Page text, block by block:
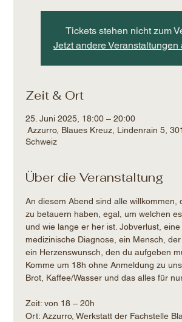
Tickets stehen nicht zum
Jetzt andere Veranstaltungen
Zeit & Ort
25. Juni 2025, 18:00 – 20:00
Azzurro, Blaues Kreuz, Lindenrain 5,
Schweiz
Über die Veranstaltung
An diesem Abend sind alle willkommen,
zu betauern haben, egal, um welchen
und wie lange er her ist. Jobverlust, eine
medizinische Diagnose, ein Mensch,
ein Herzenswunsch, den du aufgeben
Komme um 18h ohne Anmeldung zu
Brot, Kaffee/Wasser und das alles für
Zeit: von 18 – 20h​
Ort: Azzurro, Werkstatt der Fachstelle